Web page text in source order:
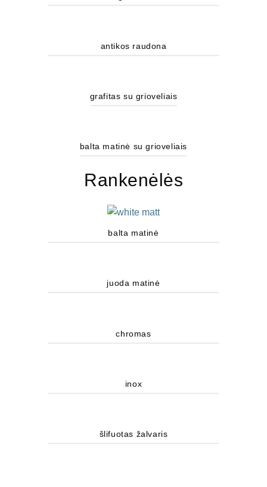
antikos raudona
grafitas su grioveliais
balta matinė su grioveliais
Rankenėlės
balta matinė
juoda matinė
chromas
inox
šlifuotas žalvaris